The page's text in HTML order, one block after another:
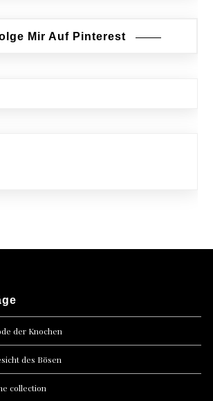
Mir Auf Pinterest
der Knochen
des Bösen
collection